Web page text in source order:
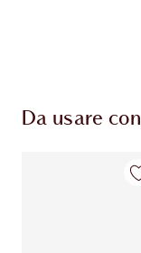
Da usare con